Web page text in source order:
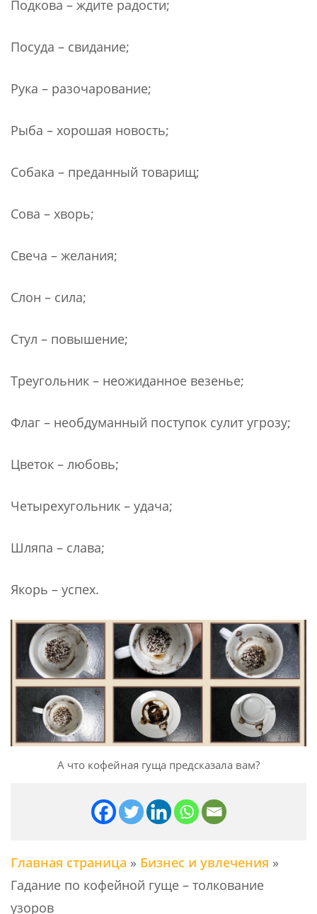
Подкова – ждите радости;
Посуда – свидание;
Рука – разочарование;
Рыба – хорошая новость;
Собака – преданный товарищ;
Сова – хворь;
Свеча – желания;
Слон – сила;
Стул – повышение;
Треугольник – неожиданное везенье;
Флаг – необдуманный поступок сулит угрозу;
Цветок – любовь;
Четырехугольник – удача;
Шляпа – слава;
Якорь – успех.
А что кофейная гуща предсказала вам?
Главная страница » Бизнес и увлечения »
Гадание по кофейной гуще – толкование
узоров